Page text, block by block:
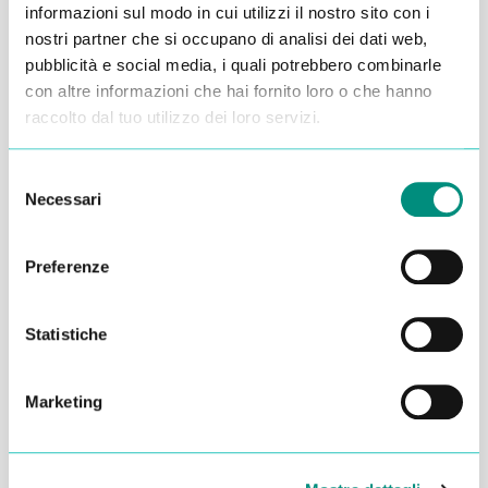
informazioni sul modo in cui utilizzi il nostro sito con i
nostri partner che si occupano di analisi dei dati web,
pubblicità e social media, i quali potrebbero combinarle
con altre informazioni che hai fornito loro o che hanno
raccolto dal tuo utilizzo dei loro servizi.
delNecessari
Preferenze
Statistiche
Marketing
Alessandro Alfonsetti
entro 48 ore